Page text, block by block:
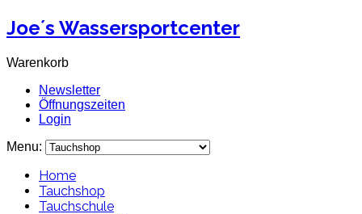
Joe´s Wassersportcenter
Warenkorb
Newsletter
Öffnungszeiten
Login
Menu:
Home
Tauchshop
Tauchschule